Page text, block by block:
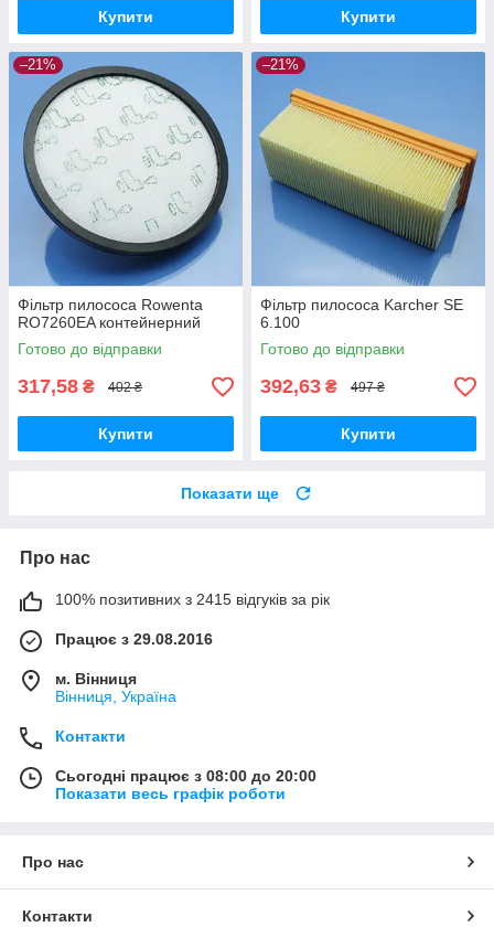
Купити Купити
–21%
Фільтр пилососа Rowenta
RO7260EA контейнерний
Готово до відправки
317,58 ₴ 402 ₴
Купити
–21%
Фільтр пилососа Karcher SE
6.100
Готово до відправки
392,63 ₴ 497 ₴
Купити
Показати ще
Про нас
100% позитивних з 2415 відгуків за рік
Працює з 29.08.2016
м. Вінниця
Вінниця, Україна
Контакти
Сьогодні працює з 08:00 до 20:00
Показати весь графік роботи
Про нас
Контакти